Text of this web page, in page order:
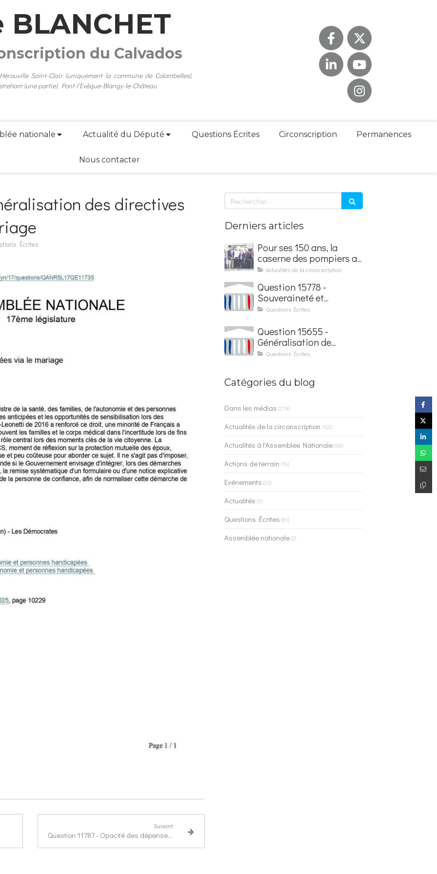
du Calvados
Saint-Clair (uniquement la commune de Colombelles),
(une partie), Pont-l'Evêque-Blangy-le-Château
nationale Actualité du Député Questions Écrites Circonscription Permanences
Nous contacter
des directives
Écrites
Suivant
Question 11787 - Opacité des dépenses de l'AFD par pays
Rechercher
Derniers articles
Pour ses 150 ans, la
caserne des pompiers a
été rénovée et baptisée
Courseaux
Actualités de la circonscription
Question 15778 -
Souveraineté et
sécurisation de la
Questions Écrites
Question 15655 -
Généralisation de
l'application France
Questions Écrites
Catégories du blog
Dans les médias (279)
Actualités de la circonscription (103)
Actualités à l'Assemblée Nationale(96)
Actions de terrain (19)
Evénements (20)
Actualités (5)
Questions Écrites (81)
Assemblée nationale(2)